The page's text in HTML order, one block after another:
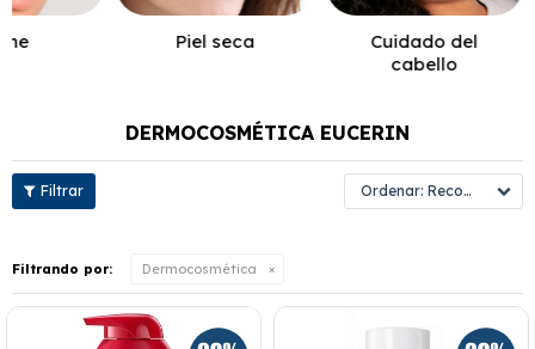
Piel seca
Cuidado del
cabello
DERMOCOSMÉTICA EUCERIN
Recomendados
Filtrando por: Dermocosmética